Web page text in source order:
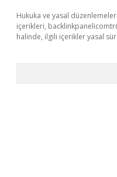
Hukuka ve yasal
içerikleri,
halinde, ilgili içerikler yasal